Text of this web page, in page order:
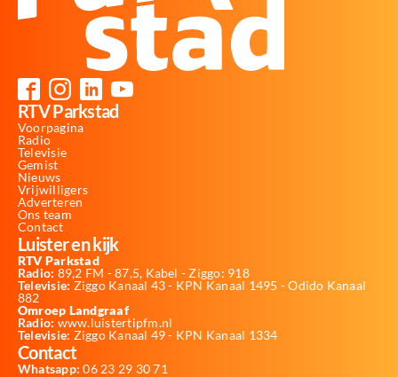
RTV Parkstad
Voorpagina
Radio
Televisie
Gemist
Nieuws
Vrijwilligers
Adverteren
Ons team
Contact
Luister en kijk
RTV Parkstad
Radio: 89,2 FM - 87,5, Kabel - Ziggo: 918
Televisie: Ziggo Kanaal 43 - KPN Kanaal 1495 - Odido Kanaal
882
Omroep Landgraaf
Radio: www.luistertipfm.nl
Televisie: Ziggo Kanaal 49 - KPN Kanaal 1334
Contact
Whatsapp: 06 23 29 30 71